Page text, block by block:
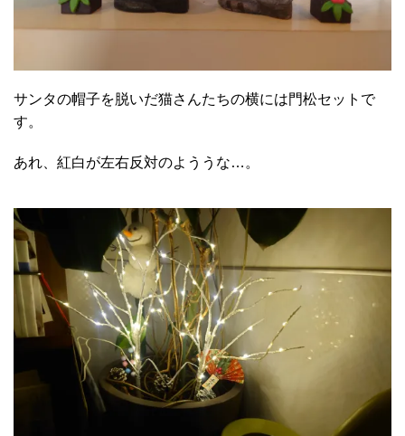
サンタの帽子を脱いだ猫さんたちの横には門松セットで
す。
あれ、紅白が左右反対のよううな…。